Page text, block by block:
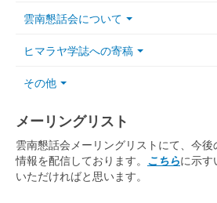
雲南懇話会について
ヒマラヤ学誌への寄稿
その他
メーリングリスト
雲南懇話会メーリングリストにて、今
情報を配信しております。 こちらに示す
いただければと思います。